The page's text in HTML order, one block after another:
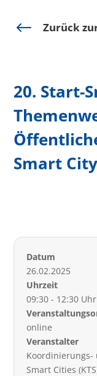
# Zurück
20. Start-
Smart City
Datum
26.02.2025
Uhrzeit
09:30 - 12:30 Uhr
online
Veranstalter
Smart Cities